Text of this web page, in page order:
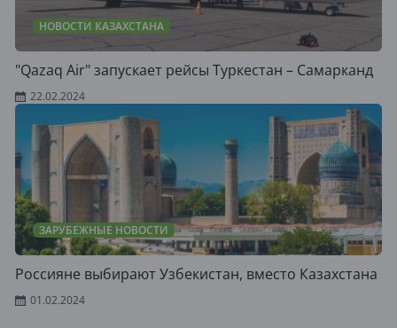
НОВОСТИ КАЗАХСТАНА
"Qazaq Air" запускает рейсы Туркестан – Самарканд
22.02.2024
ЗАРУБЕЖНЫЕ НОВОСТИ
Россияне выбирают Узбекистан, вместо Казахстана
01.02.2024